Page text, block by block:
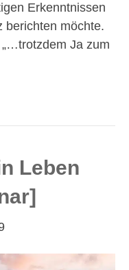
Erkenntnissen
berichten möchte.
Ja zum
Leben